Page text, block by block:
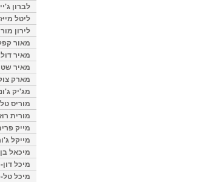
לברון
ליטל
לירון מור
מאור
מאיר
מאיר
מארק
מג'יק
מוריס
מורית
מייק
מייקל
מיכאל
מיכל
מיכל